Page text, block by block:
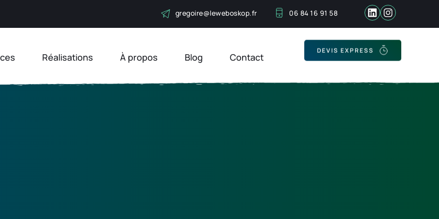
gregoire@leweboskop.fr 06 84 16 91 58
Réalisations À propos Blog Contact